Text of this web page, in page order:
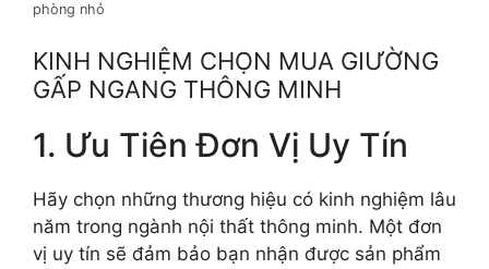
phòng nhỏ
KINH NGHIỆM CHỌN MUA GIƯỜNG
GẤP NGANG THÔNG MINH
1. Ưu Tiên Đơn Vị Uy Tín
Hãy chọn những thương hiệu có kinh nghiệm lâu
năm trong ngành nội thất thông minh. Một đơn
vị uy tín sẽ đảm bảo bạn nhận được sản phẩm